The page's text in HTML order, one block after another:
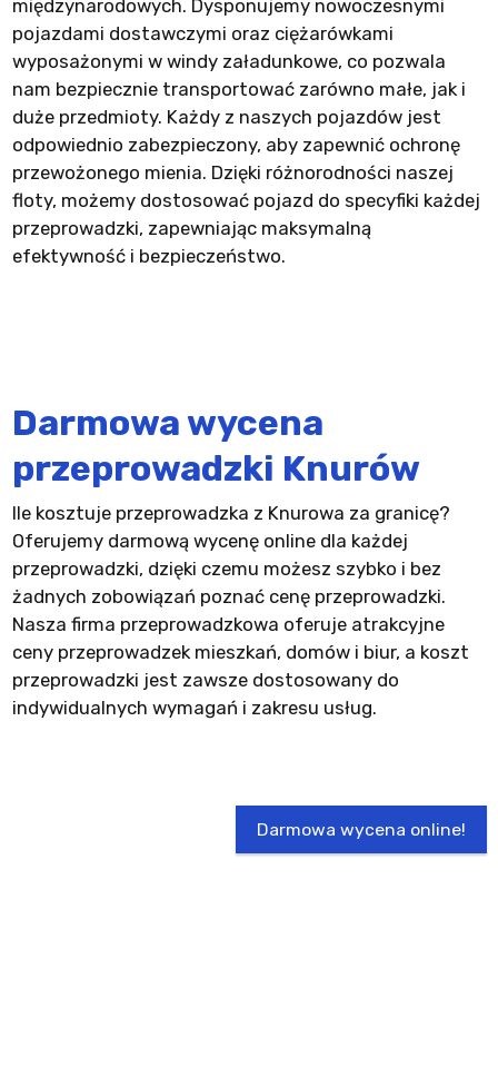
międzynarodowych. Dysponujemy nowoczesnymi
pojazdami dostawczymi oraz ciężarówkami
wyposażonymi w windy załadunkowe, co pozwala
nam bezpiecznie transportować zarówno małe, jak i
duże przedmioty. Każdy z naszych pojazdów jest
odpowiednio zabezpieczony, aby zapewnić ochronę
przewożonego mienia. Dzięki różnorodności naszej
floty, możemy dostosować pojazd do specyfiki każdej
przeprowadzki, zapewniając maksymalną
efektywność i bezpieczeństwo.
Darmowa wycena
przeprowadzki Knurów
Ile kosztuje przeprowadzka z Knurowa za granicę?
Oferujemy darmową wycenę online dla każdej
przeprowadzki, dzięki czemu możesz szybko i bez
żadnych zobowiązań poznać cenę przeprowadzki.
Nasza firma przeprowadzkowa oferuje atrakcyjne
ceny przeprowadzek mieszkań, domów i biur, a koszt
przeprowadzki jest zawsze dostosowany do
indywidualnych wymagań i zakresu usług.
Darmowa wycena online!